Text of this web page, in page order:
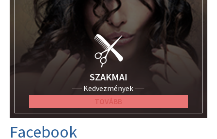
SZAKMAI
Kedvezmények
TOVÁBB
Facebook